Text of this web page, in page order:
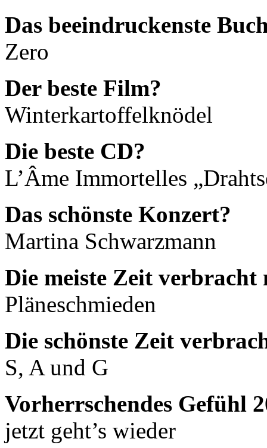
Das beeindruckenste
Zero
Der beste Film?
Winterkartoffelknödel
Die beste CD?
L’Âme Immortelles
Das schönste Konzert?
Martina Schwarzmann
Die meiste Zeit
Pläneschmieden
Die schönste Zeit
S, A und G
Vorherrschendes Gefühl
jetzt geht’s wieder